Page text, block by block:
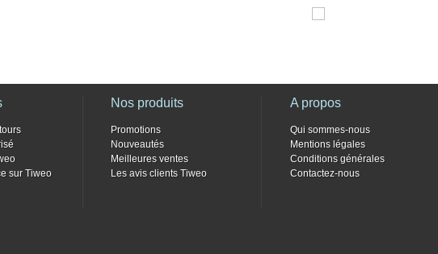
sur Tiweo
Nos produits
Promotions
Nouveautés
Meilleures ventes
Les avis clients Tiweo
A propos
Qui sommes-nous
Mentions légales
Conditions générales
Contactez-nous